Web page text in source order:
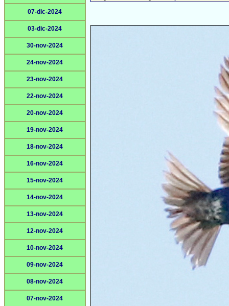
07-dic-2024
03-dic-2024
30-nov-2024
24-nov-2024
23-nov-2024
22-nov-2024
20-nov-2024
19-nov-2024
18-nov-2024
16-nov-2024
15-nov-2024
14-nov-2024
13-nov-2024
12-nov-2024
10-nov-2024
09-nov-2024
08-nov-2024
07-nov-2024